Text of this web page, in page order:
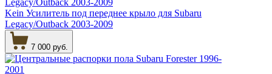
Kein Усилитель под переднее крыло для Subaru
Legacy/Outback 2003-2009
7 000 руб.